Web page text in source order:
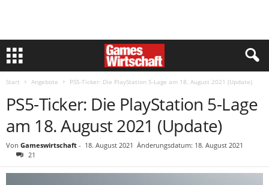
Start Angebote PS5-Ticker: Die PlayStation 5-Lage am 18. August 2021 (Update)
PS5-Ticker: Die PlayStation 5-Lage
am 18. August 2021 (Update)
Von Gameswirtschaft - 18. August 2021 Änderungsdatum: 18. August 2021
21